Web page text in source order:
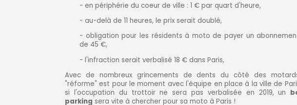
- en périphérie du coeur de ville : 1 € par quart d'heure,
- au-delà de 11 heures, le prix serait doublé,
- obligation pour les résidents à moto de payer un
de 45 €,
- l'infraction serait verbalisé 18 € dans Paris,
Avec de nombreux grincements de dents du côté des
"réforme" est pour le moment avec l'équipe en place à la ville de
si l'occupation du trottoir ne sera pas verbalisée en 2019, un
parking sera vite à chercher pour sa moto à Paris !